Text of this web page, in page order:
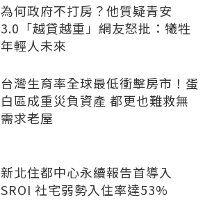
為何政府不打房？他質疑青安
3.0「越貸越重」網友怒批：犧牲
年輕人未來
台灣生育率全球最低衝擊房市！蛋
白區成重災負資產 都更也難救無
需求老屋
新北住都中心永續報告首導入
SROI 社宅弱勢入住率達53%